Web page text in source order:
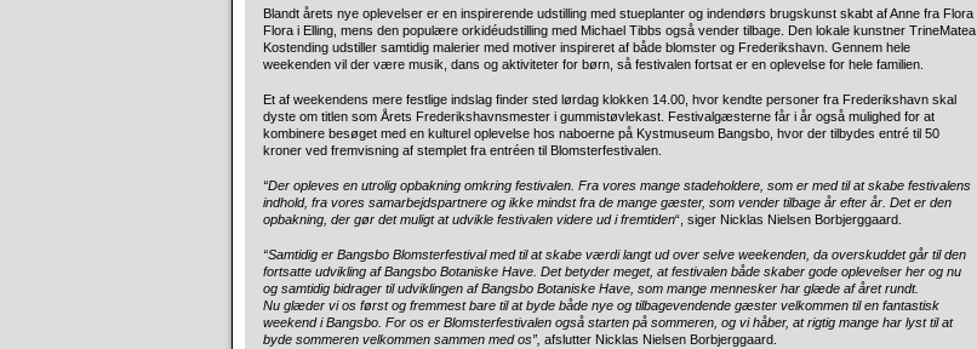
Blandt årets nye oplevelser er en inspirerende udstilling med stueplanter og indendørs brugskunst skabt af Anne fra Flora
Flora i Elling, mens den populære orkidéudstilling med Michael Tibbs også vender tilbage. Den lokale kunstner TrineMatea
Kostending udstiller samtidig malerier med motiver inspireret af både blomster og Frederikshavn. Gennem hele
weekenden vil der være musik, dans og aktiviteter for børn, så festivalen fortsat er en oplevelse for hele familien.
Et af weekendens mere festlige indslag finder sted lørdag klokken 14.00, hvor kendte personer fra Frederikshavn skal
dyste om titlen som Årets Frederikshavnsmester i gummistøvlekast. Festivalgæsterne får i år også mulighed for at
kombinere besøget med en kulturel oplevelse hos naboerne på Kystmuseum Bangsbo, hvor der tilbydes entré til 50
kroner ved fremvisning af stemplet fra entréen til Blomsterfestivalen.
“Der opleves en utrolig opbakning omkring festivalen. Fra vores mange stadeholdere, som er med til at skabe festivalens
indhold, fra vores samarbejdspartnere og ikke mindst fra de mange gæster, som vender tilbage år efter år. Det er den
opbakning, der gør det muligt at udvikle festivalen videre ud i fremtiden“, siger Nicklas Nielsen Borbjerggaard.
“Samtidig er Bangsbo Blomsterfestival med til at skabe værdi langt ud over selve weekenden, da overskuddet går til den
fortsatte udvikling af Bangsbo Botaniske Have. Det betyder meget, at festivalen både skaber gode oplevelser her og nu
og samtidig bidrager til udviklingen af Bangsbo Botaniske Have, som mange mennesker har glæde af året rundt.
Nu glæder vi os først og fremmest bare til at byde både nye og tilbagevendende gæster velkommen til en fantastisk
weekend i Bangsbo. For os er Blomsterfestivalen også starten på sommeren, og vi håber, at rigtig mange har lyst til at
byde sommeren velkommen sammen med os”, afslutter Nicklas Nielsen Borbjerggaard.